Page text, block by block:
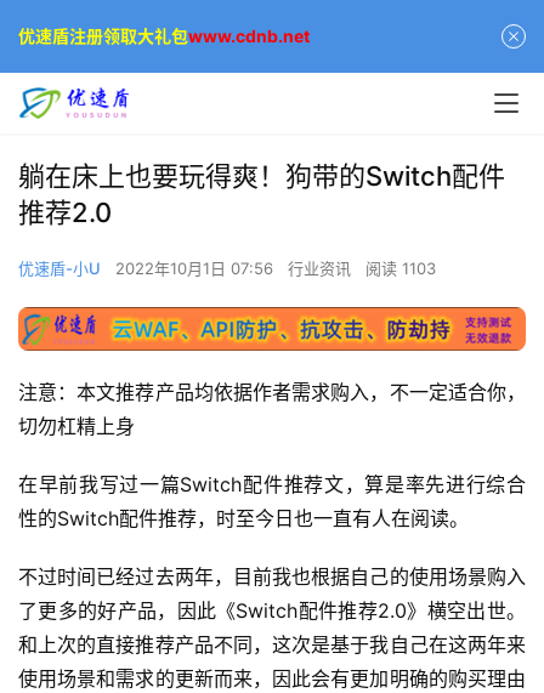
躺在床上也要玩得爽！狗带的Switch配件
推荐2.0
优速盾-小U 2022年10月1日 07:56 行业资讯 阅读 1103
注意：本文推荐产品均依据作者需求购入，不一定适合你，
切勿杠精上身
在早前我写过一篇Switch配件推荐文，算是率先进行综合
性的Switch配件推荐，时至今日也一直有人在阅读。
不过时间已经过去两年，目前我也根据自己的使用场景购入
了更多的好产品，因此《Switch配件推荐2.0》横空出世。
和上次的直接推荐产品不同，这次是基于我自己在这两年来
使用场景和需求的更新而来，因此会有更加明确的购买理由
优速盾注册领取大礼包www.cdnb.net